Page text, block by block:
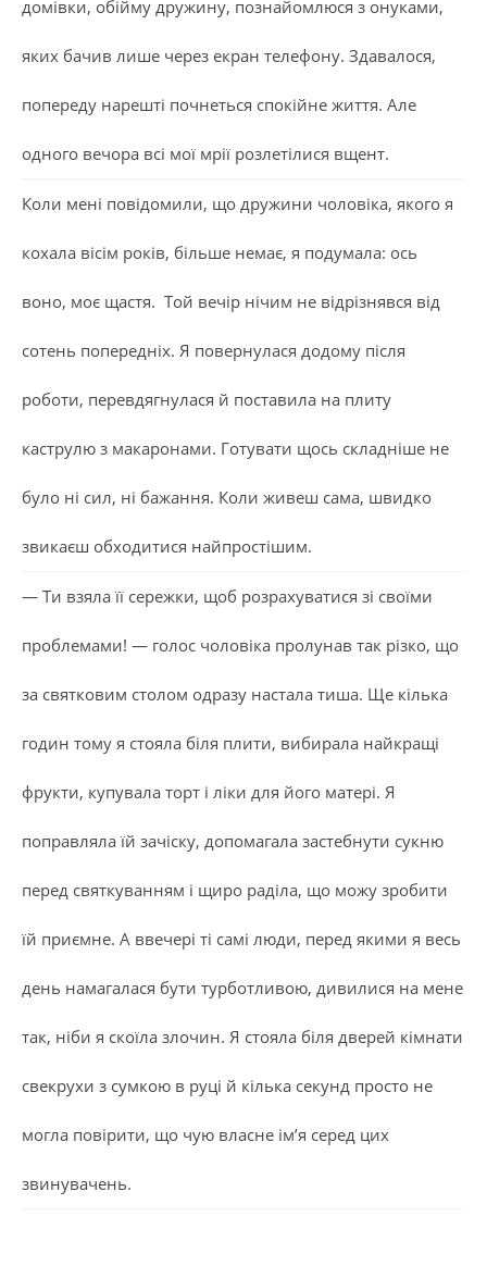
домівки, обійму дружину, познайомлюся з онуками,
яких бачив лише через екран телефону. Здавалося,
попереду нарешті почнеться спокійне життя. Але
одного вечора всі мої мрії розлетілися вщент.
Коли мені повідомили, що дружини чоловіка, якого я
кохала вісім років, більше немає, я подумала: ось
воно, моє щастя. Той вечір нічим не відрізнявся від
сотень попередніх. Я повернулася додому після
роботи, перевдягнулася й поставила на плиту
каструлю з макаронами. Готувати щось складніше не
було ні сил, ні бажання. Коли живеш сама, швидко
звикаєш обходитися найпростішим.
— Ти взяла її сережки, щоб розрахуватися зі своїми
проблемами! — голос чоловіка пролунав так різко, що
за святковим столом одразу настала тиша. Ще кілька
годин тому я стояла біля плити, вибирала найкращі
фрукти, купувала торт і ліки для його матері. Я
поправляла їй зачіску, допомагала застебнути сукню
перед святкуванням і щиро раділа, що можу зробити
їй приємне. А ввечері ті самі люди, перед якими я весь
день намагалася бути турботливою, дивилися на мене
так, ніби я скоїла злочин. Я стояла біля дверей кімнати
свекрухи з сумкою в руці й кілька секунд просто не
могла повірити, що чую власне ім’я серед цих
звинувачень.